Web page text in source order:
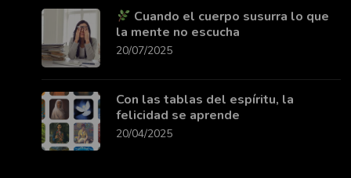
Cuando el cuerpo susurra lo que
la mente no escucha
20/07/2025
Con las tablas del espíritu, la
felicidad se aprende
20/04/2025